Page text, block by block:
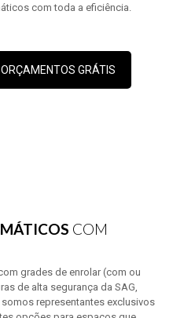
com toda a eficiência.
ORÇAMENTOS GRÁTIS
COM
grades de enrolar (com ou
de alta segurança da SAG,
representantes exclusivos